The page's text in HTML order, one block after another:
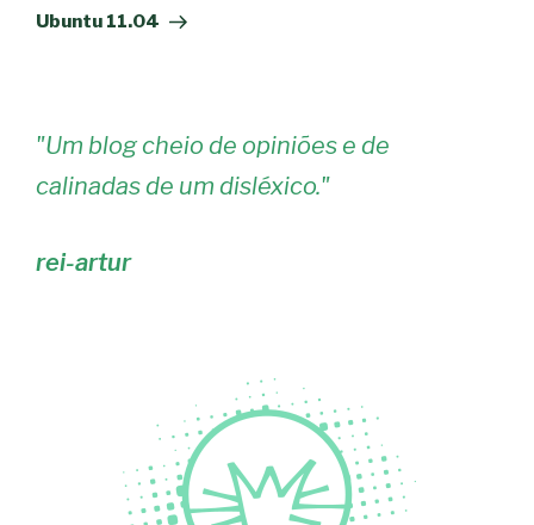
seguinte
Ubuntu 11.04
"Um blog cheio de opiniões e de
calinadas de um disléxico."
rei-artur